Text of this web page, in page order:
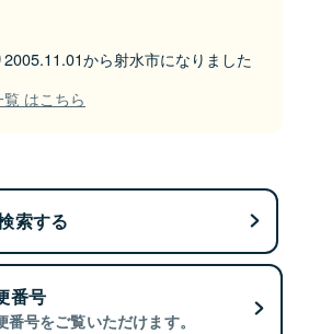
から射水市になりました
はこちら
索する
番号
号をご覧いただけます。